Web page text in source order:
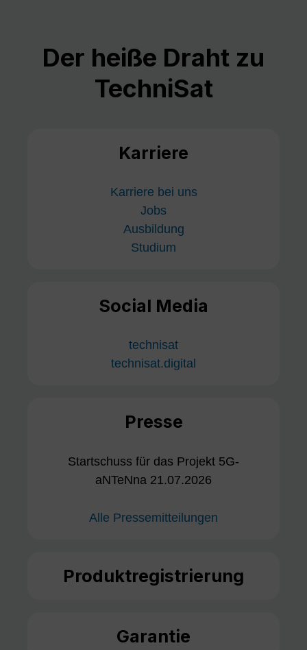
Der heiße Draht zu
TechniSat
Karriere
Karriere bei uns
Jobs
Ausbildung
Studium
Social Media
technisat
technisat.digital
Presse
Startschuss für das Projekt 5G-
aNTeNna 21.07.2026
Alle Pressemitteilungen
Produktregistrierung
Garantie